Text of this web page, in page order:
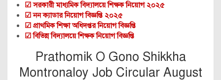
☑ সরকারী মাধ্যমিক বিদ্যালয়ে শিক্ষক নিয়োগ ২০২৫
☑ নন ক্যাডার নিয়োগ বিজ্ঞপ্তি ২০২৫
☑ প্রাথমিক শিক্ষা অধিদপ্তর নিয়োগ বিজ্ঞপ্তি
☑ বিভিন্ন বিদ্যালয়ে শিক্ষক নিয়োগ বিজ্ঞপ্তি
Prathomik O Gono Shikkha
Montronaloy Job Circular August